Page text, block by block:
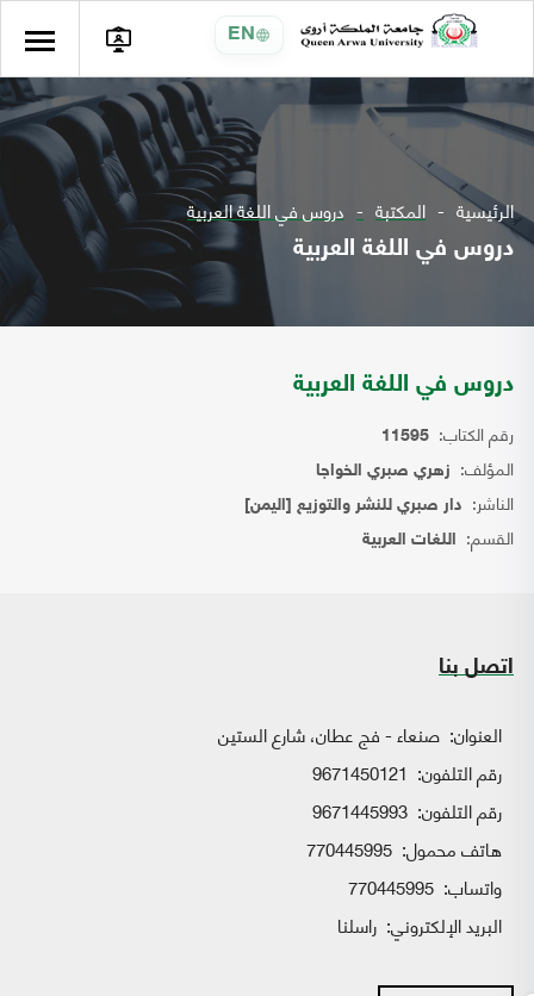
EN
الرئيسية المكتبة دروس في اللغة العربية
دروس في اللغة العربية
دروس في اللغة العربية
رقم الكتاب: 11595
المؤلف: زهري صبري الخواجا
الناشر: دار صبري للنشر والتوزيع [اليمن]
القسم: اللغات العربية
اتصل بنا
العنوان: صنعاء - فج عطان، شارع الستين
رقم التلفون: 9671450121
رقم التلفون: 9671445993
هاتف محمول: 770445995
واتساب:
البريد الإلكتروني: راسلنا